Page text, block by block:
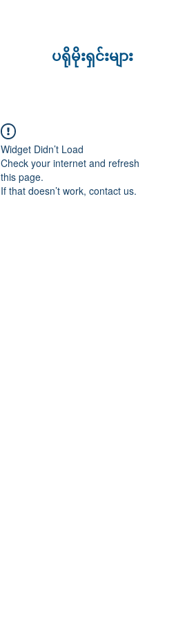
ပရိုမိုးရှင်းများ
Widget Didn’t Load
Check your internet and refresh
this page.
If that doesn’t work, contact us.